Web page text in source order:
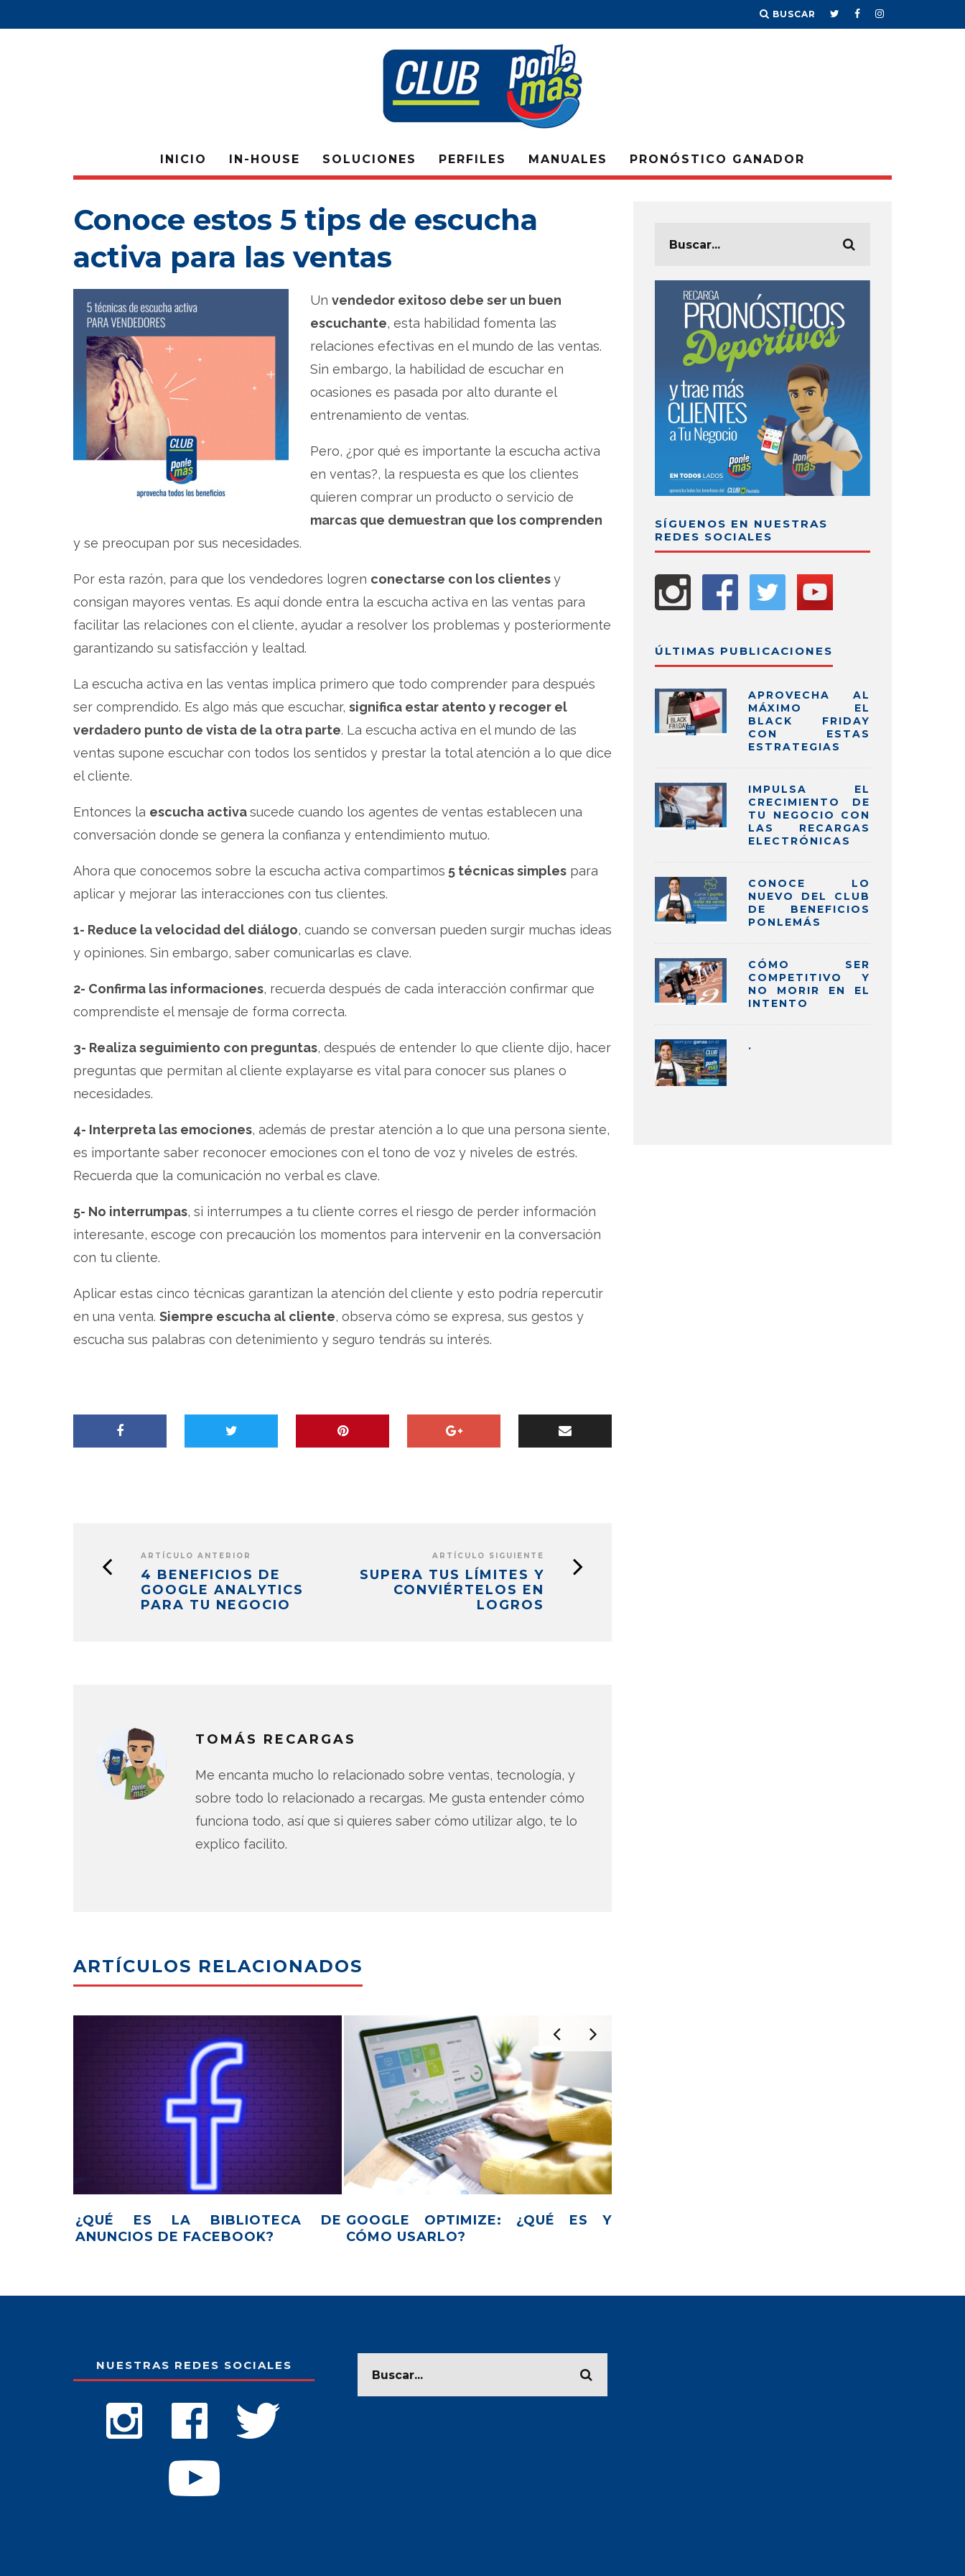
BUSCAR
INICIO IN-HOUSE SOLUCIONES PERFILES MANUALES PRONÓSTICO GANADOR
Conoce estos 5 tips de escucha
activa para las ventas
Un vendedor exitoso debe ser un buen
escuchante, esta habilidad fomenta las
relaciones efectivas en el mundo de las ventas.
Sin embargo, la habilidad de escuchar en
ocasiones es pasada por alto durante el
entrenamiento de ventas.
Pero, ¿por qué es importante la escucha activa
en ventas?, la respuesta es que los clientes
quieren comprar un producto o servicio de
marcas que demuestran que los comprenden
y se preocupan por sus necesidades.
Por esta razón, para que los vendedores logren conectarse con los clientesy
consigan mayores ventas. Es aquí donde entra la escucha activa en las ventas para
facilitar las relaciones con el cliente, ayudar a resolver los problemas y posteriormente
garantizando su satisfacción y lealtad.
La escucha activa en las ventas implica primero que todo comprender para después
ser comprendido. Es algo más que escuchar, significa estar atento y recoger el
verdadero punto de vista de la otra parte. La escucha activa en el mundo de las
ventas supone escuchar con todos los sentidos y prestar la total atención a lo que dice
el cliente.
Entonces la escucha activasucede cuando los agentes de ventas establecen una
conversación donde se genera la confianza y entendimiento mutuo.
Ahora que conocemos sobre la escucha activa compartimos 5 técnicas simples para
aplicar y mejorar las interacciones con tus clientes.
1- Reduce la velocidad del diálogo, cuando se conversan pueden surgir muchas ideas
y opiniones. Sin embargo, saber comunicarlas es clave.
2- Confirma las informaciones, recuerda después de cada interacción confirmar que
comprendiste el mensaje de forma correcta.
3- Realiza seguimiento con preguntas, después de entender lo que cliente dijo, hacer
preguntas que permitan al cliente explayarse es vital para conocer sus planes o
necesidades.
4- Interpreta las emociones, además de prestar atención a lo que una persona siente,
es importante saber reconocer emociones con el tono de voz y niveles de estrés.
Recuerda que la comunicación no verbal es clave.
5- No interrumpas, si interrumpes a tu cliente corres el riesgo de perder información
interesante, escoge con precaución los momentos para intervenir en la conversación
con tu cliente.
Aplicar estas cinco técnicas garantizan la atención del cliente y esto podría repercutir
en una venta. Siempre escucha al cliente, observa cómo se expresa, sus gestos y
escucha sus palabras con detenimiento y seguro tendrás su interés.
ARTÍCULO ANTERIOR
4 BENEFICIOS DE
GOOGLE ANALYTICS
PARA TU NEGOCIO
ARTÍCULO SIGUIENTE
SUPERA TUS LÍMITES Y
CONVIÉRTELOS EN
LOGROS
TOMÁS RECARGAS
Me encanta mucho lo relacionado sobre ventas, tecnología, y
sobre todo lo relacionado a recargas. Me gusta entender cómo
funciona todo, así que si quieres saber cómo utilizar algo, te lo
explico facilito.
ARTÍCULOS RELACIONADOS
PUBLICIDAD EN FACEBOOK Y
CAMPAÑAS DE RETARGETING
¿SABES CUÁNTO INVERTIR EN
REDES SOCIALES?
SÍGUENOS EN NUESTRAS
REDES SOCIALES
ÚLTIMAS PUBLICACIONES
APROVECHA AL
MÁXIMO EL
BLACK FRIDAY
CON ESTAS
ESTRATEGIAS
IMPULSA EL
CRECIMIENTO DE
TU NEGOCIO CON
LAS RECARGAS
ELECTRÓNICAS
CONOCE LO
NUEVO DEL CLUB
DE BENEFICIOS
PONLEMÁS
CÓMO SER
COMPETITIVO Y
NO MORIR EN EL
INTENTO
.
NUESTRAS REDES SOCIALES